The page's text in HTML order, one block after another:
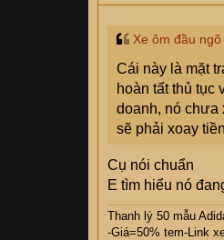
Xe ôm đầu ngõ
Cái này là mặt
hoàn tất thủ tục
doanh, nó chưa
sẽ phải xoay
Cụ nói chuẩn
E tìm hiểu nó
Thanh lý 50 mẫu
-Giá=50% tem-Link